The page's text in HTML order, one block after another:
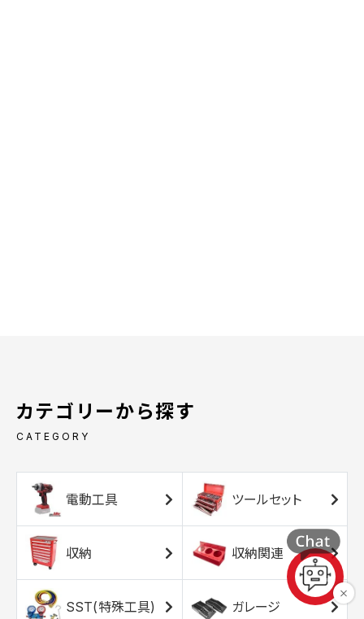
カテゴリーから探す
CATEGORY
電動工具 ツールセット
収納 収納関連
SST(特殊工具) ガレージ